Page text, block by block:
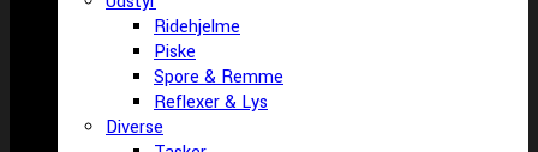
Ridehjelme
Piske
Spore & Remme
Reflexer & Lys
Diverse